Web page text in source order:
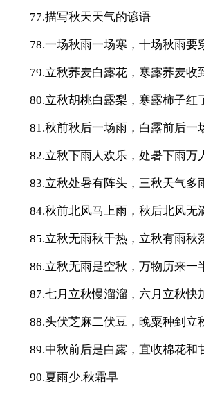
77.描写秋天天气的谚语
78.一场秋雨一场寒，十场秋雨要
79.立秋荞麦白露花，寒露荞麦收
80.立秋胡桃白露梨，寒露柿子红
81.秋前秋后一场雨，白露前后一
82.立秋下雨人欢乐，处暑下雨万
83.立秋处暑有阵头，三秋天气多
84.秋前北风马上雨，秋后北风无
85.立秋无雨秋干热，立秋有雨秋
86.立秋无雨是空秋，万物历来一
87.七月立秋慢溜溜，六月立秋快
88.头伏芝麻二伏豆，晚粟种到立
89.中秋前后是白露，宜收棉花和
90.夏雨少,秋霜早